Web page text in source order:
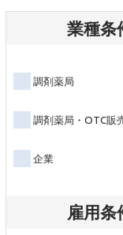
業種条
調剤薬局
調剤薬局・OTC販
企業
雇用